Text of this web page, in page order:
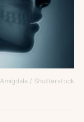
Amígdala / Shutterstock